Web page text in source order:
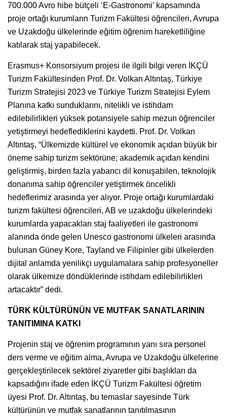
700.000 Avro hibe bütçeli ‘E-Gastronomi’ kapsamında
proje ortağı kurumların Turizm Fakültesi öğrencileri, Avrupa
ve Uzakdoğu ülkelerinde eğitim öğrenim hareketliliğine
katılarak staj yapabilecek.
Erasmus+ Konsorsiyum projesi ile ilgili bilgi veren İKÇÜ
Turizm Fakültesinden Prof. Dr. Volkan Altıntaş, Türkiye
Turizm Stratejisi 2023 ve Türkiye Turizm Stratejisi Eylem
Planına katkı sunduklarını, nitelikli ve istihdam
edilebilirlikleri yüksek potansiyele sahip mezun öğrenciler
yetiştirmeyi hedeflediklerini kaydetti. Prof. Dr. Volkan
Altıntaş, “Ülkemizde kültürel ve ekonomik açıdan büyük bir
öneme sahip turizm sektörüne; akademik açıdan kendini
geliştirmiş, birden fazla yabancı dil konuşabilen, teknolojik
donanıma sahip öğrenciler yetiştirmek öncelikli
hedeflerimiz arasında yer alıyor. Proje ortağı kurumlardaki
turizm fakültesi öğrencileri, AB ve uzakdoğu ülkelerindeki
kurumlarda yapacakları staj faaliyetleri ile gastronomi
alanında önde gelen Unesco gastronomi ülkeleri arasında
bulunan Güney Kore, Tayland ve Filipinler gibi ülkelerden
dijital anlamda yenilikçi uygulamalara sahip profesyoneller
olarak ülkemize döndüklerinde istihdam edilebilirlikleri
artacaktır” dedi.
TÜRK KÜLTÜRÜNÜN VE MUTFAK SANATLARININ
TANITIMINA KATKI
Projenin staj ve öğrenim programının yanı sıra personel
ders verme ve eğitim alma, Avrupa ve Uzakdoğu ülkelerine
gerçekleştirilecek sektörel ziyaretler gibi başlıkları da
kapsadığını ifade eden İKÇÜ Turizm Fakültesi öğretim
üyesi Prof. Dr. Altıntaş, bu temaslar sayesinde Türk
kültürünün ve mutfak sanatlarının tanıtılmasının